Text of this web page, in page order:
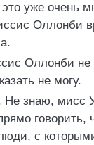
уже очень
Оллонби
Оллонби не
не могу.
Не знаю, мисс
говорить,
с